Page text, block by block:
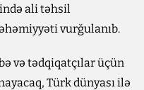
ali təhsil
vurğulanıb.
və tədqiqatçılar üçün
Türk dünyası ilə